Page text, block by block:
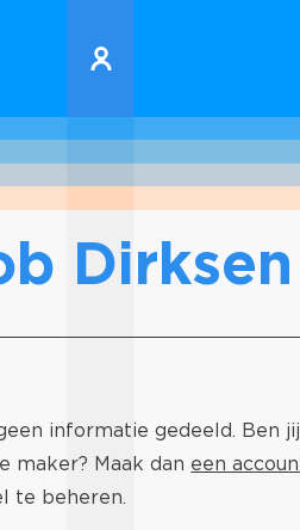
Dirksen
informatie gedeeld. Ben
maker? Maak dan een
te beheren.